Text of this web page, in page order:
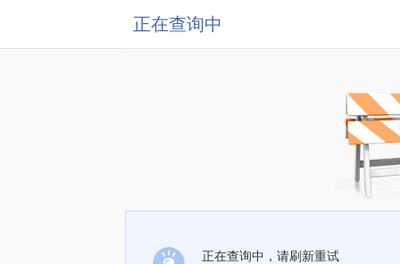
正在查询中
正在查询中，请刷新重试